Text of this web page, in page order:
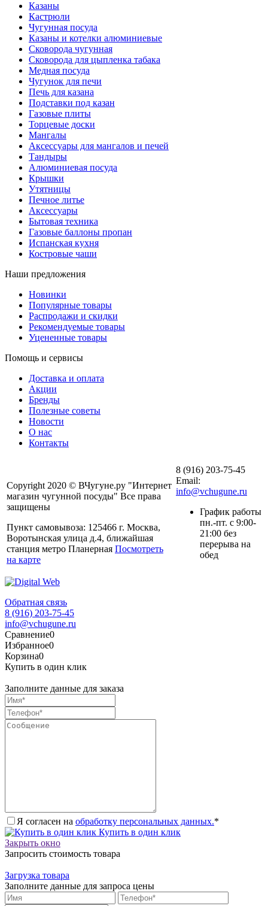
Казаны
Кастрюли
Чугунная посуда
Казаны и котелки алюминиевые
Сковорода чугунная
Сковорода для цыпленка табака
Медная посуда
Чугунок для печи
Печь для казана
Подставки под казан
Газовые плиты
Торцевые доски
Мангалы
Аксессуары для мангалов и печей
Тандыры
Алюминиевая посуда
Крышки
Утятницы
Печное литье
Аксессуары
Бытовая техника
Газовые баллоны пропан
Испанская кухня
Костровые чаши
Наши предложения
Новинки
Популярные товары
Распродажи и скидки
Рекомендуемые товары
Уцененные товары
Помощь и сервисы
Доставка и оплата
Акции
Бренды
Полезные советы
Новости
О нас
Контакты
Copyright 2020 © ВЧугуне.ру "Интернет
магазин чугунной посуды" Все права
защищены
Пункт самовывоза: 125466 г. Москва,
Воротынская улица д.4, ближайшая
станция метро Планерная Посмотреть
на карте
8 (916) 203-75-45
Email:
info@vchugune.ru
График работы
пн.-пт. с 9:00-
21:00 без
перерыва на
обед
Обратная связь
8 (916) 203-75-45
info@vchugune.ru
Сравнение0
Избранное0
Корзина0
Купить в один клик
Заполните данные для заказа
Я согласен на обработку персональных данных.*
Купить в один клик
Закрыть окно
Запросить стоимость товара
Загрузка товара
Заполните данные для запроса цены